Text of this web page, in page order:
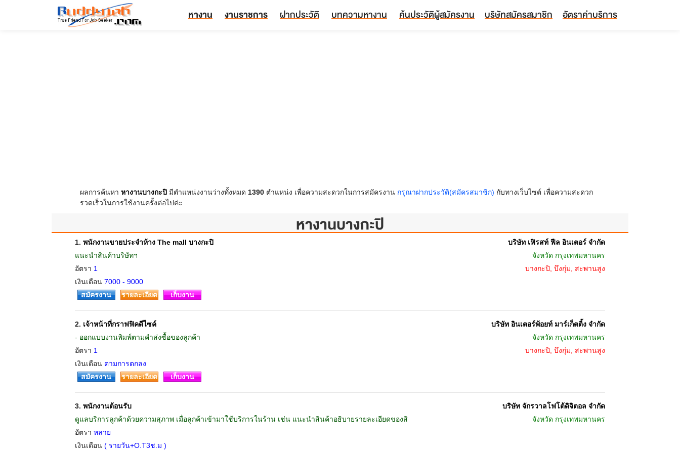
หางาน งานราชการ ฝากประวัติ บทความหางาน ค้นประวัติผู้สมัครงาน บริษัทสมัครสมาชิก อัตราค่าบริการ
ผลการค้นหา หางานบางกะปิมีตำแหน่งงานว่างทั้งหมด 1390ตำแหน่ง เพื่อความสะดวกในการสมัครงาน กรุณาฝากประวัติ(สมัครสมาชิก) กับทางเว็บไซต์ เพื่อความสะดวก
รวดเร็วในการใช้งานครั้งต่อไปค่ะ
หางานบางกะปิ
1. พนักงานขายประจำห้าง The mall บางกะปิ
แนะนำสินค้าบริษัทฯ
อัตรา 1
เงินเดือน 7000 - 9000
บริษัท เฟิรสท์ ฟีล อินเตอร์ จำกัด
จังหวัด กรุงเทพมหานคร
บางกะปิ, บึงกุ่ม, สะพานสูง
สมัครงาน รายละเอียด เก็บงาน
2. เจ้าหน้าที่กราฟฟิคดีไซค์
- ออกแบบงานพิมพ์ตามคำส่งซื้อของลูกค้า
อัตรา 1
เงินเดือน ตามการตกลง
บริษัท อินเตอร์พ้อยท์ มาร์เก็ตติ้ง จำกัด
จังหวัด กรุงเทพมหานคร
บางกะปิ, บึงกุ่ม, สะพานสูง
สมัครงาน รายละเอียด เก็บงาน
3. พนักงานต้อนรับ
ดูแลบริการลูกค้าด้วยความสุภาพ เมื่อลูกค้าเข้ามาใช้บริการในร้าน เช่น แนะนำสินค้าอธิบายรายละเอียดของสิ
อัตรา หลาย
เงินเดือน ( รายวัน+O.T3ช.ม )
บริษัท จักรวาลโฟโต้ดิจิตอล จำกัด
จังหวัด กรุงเทพมหานคร